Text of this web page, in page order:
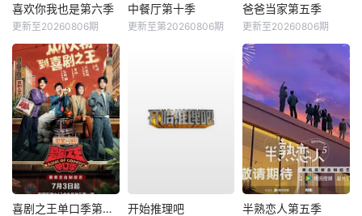
喜欢你我也是第六季
更新至20260806期
中餐厅第十季
更新至第20260806期
爸爸当家第五季
更新至20260806期
喜剧之王单口季第三季 开始推理吧 半熟恋人第五季